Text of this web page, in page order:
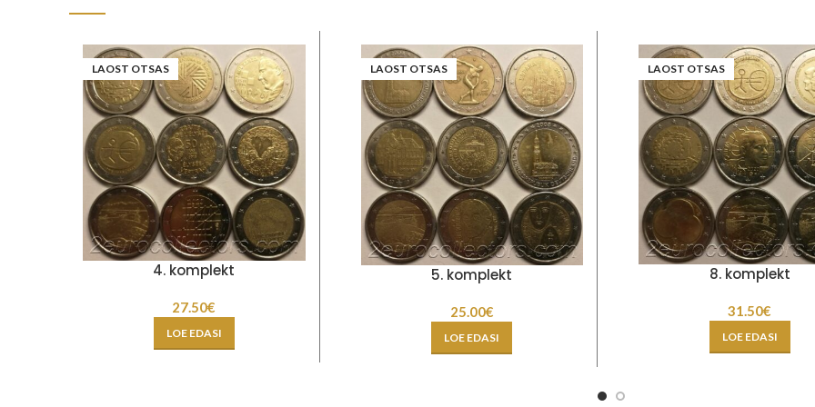
LAOST OTSAS
4. komplekt
27.50€
LOE EDASI
LAOST OTSAS
5. komplekt
25.00€
LOE EDASI
LAOST OTSAS
8. komplekt
31.50€
LOE EDASI